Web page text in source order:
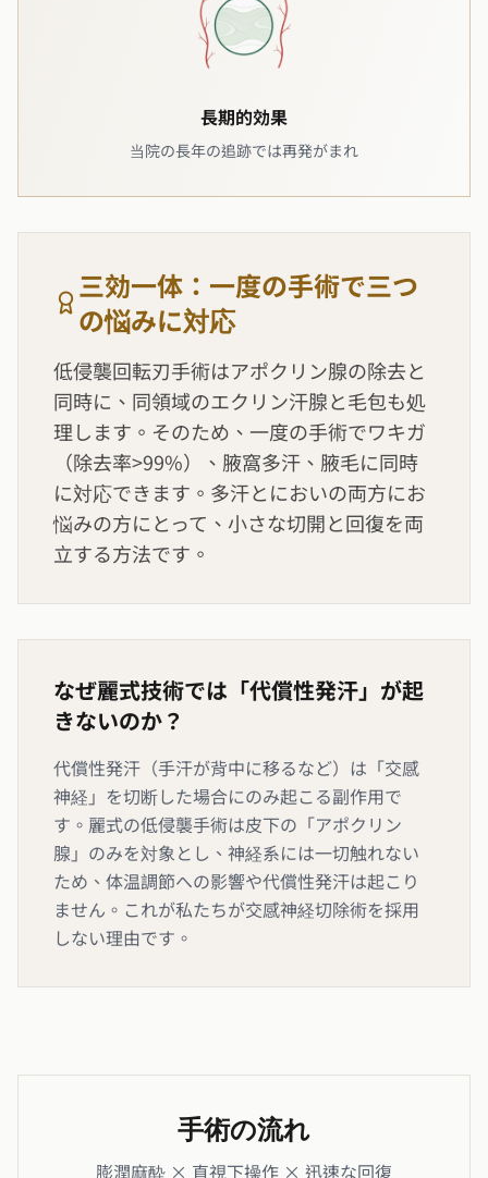
長期的効果
当院の長年の追跡では再発がまれ
三効一体：一度の手術で三つ
の悩みに対応
低侵襲回転刃手術はアポクリン腺の除去と
同時に、同領域のエクリン汗腺と毛包も処
理します。そのため、一度の手術でワキガ
（除去率>99%）、腋窩多汗、腋毛に同時
に対応できます。多汗とにおいの両方にお
悩みの方にとって、小さな切開と回復を両
立する方法です。
なぜ麗式技術では「代償性発汗」が起
きないのか？
代償性発汗（手汗が背中に移るなど）は「交感
神経」を切断した場合にのみ起こる副作用で
す。麗式の低侵襲手術は皮下の「アポクリン
腺」のみを対象とし、神経系には一切触れない
ため、体温調節への影響や代償性発汗は起こり
ません。これが私たちが交感神経切除術を採用
しない理由です。
手術の流れ
膨潤麻酔 × 直視下操作 × 迅速な回復